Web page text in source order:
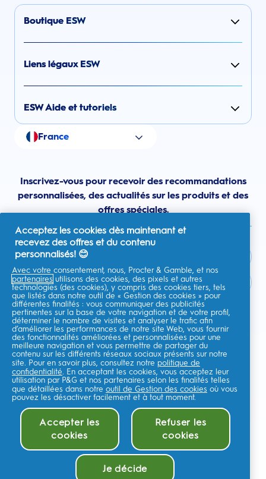
Boutique ESW
Liens légaux ESW
ESW Aide et tutoriels
France
Inscrivez-vous pour recevoir des recommandations
personnalisées, des actualités sur les produits et des
offres spéciales.
France
Je consens à recevoir des communications personnalisées
concernant des offres, des actualités et d'autres initiatives
promotionnelles de la part d'Oral-B et d'autresmarques de P&G
mail et sur les canaux en ligne. Je peux medésinscrireà tout moment.
Procter & Gamble, le responsable du traitement des données, traitera
vos données personnelles pour vous permettre de vous inscrire sur ce
site, d'interagir avec ses services et, selon votre consentement, de vous
envoyer des communications commerciales pertinentes, y compris des
Pour plus d'informations sur le traitement de vos données et vos droits
en matière de confidentialité,lisez
ou consultez notrePolitique de
complète.
Vous avez au moins 18 ans et acceptez nosConditions générales
Procter & Gamble
Acceptez les cookies dès maintenant et
recevez des offres et du contenu
personnalisés! 😊
Avec votre consentement, nous, Procter & Gamble, et nos
partenaires utilisons des cookies, des pixels et autres
technologies (des cookies), y compris des cookies tiers, tels
que listés dans notre outil de « Gestion des cookies » pour
différentes finalités : vous communiquer des publicités
pertinentes sur la base de votre navigation et de votre profil,
déterminer le nombre de visites et analyser le trafic afin
d’améliorer les performances de notre site Web, vous fournir
des fonctionnalités améliorées et personnalisées pour une
meilleure navigation et vous permettre de partager du
contenu sur les différents réseaux sociaux présents sur notre
site. Pour en savoir plus, consultez notre politique de
confidentialité. En acceptant les cookies, vous acceptez leur
utilisation par P&G et nos partenaires selon les finalités telles
que détaillées dans notre outil de Gestion des cookies où vous
pouvez les désactiver facilement et à tout moment.
Accepter les
cookies
Refuser les
cookies
Je décide